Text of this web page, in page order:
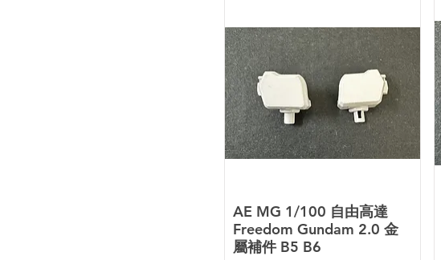
AE MG 1/100 自由高達
Freedom Gundam 2.0 金
屬補件 B5 B6